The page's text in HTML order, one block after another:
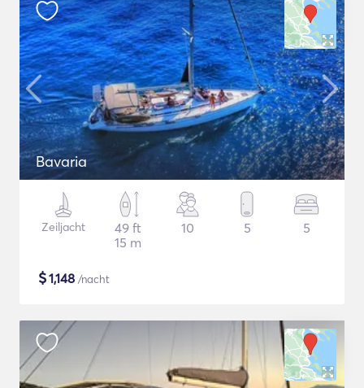
Bavaria
Zeiljacht
49 ft
15 m
10 5 5
$1,148 /nacht